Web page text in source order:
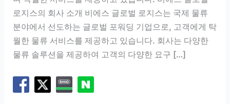
로지스의 회사 소개 비에스 글로벌 로지스는 국제 물류
분야에서 선도하는 글로벌 포워딩 기업으로, 고객에게 탁
월한 물류 서비스를 제공하고 있습니다. 회사는 다양한
물류 솔루션을 제공하여 고객의 다양한 요구 […]